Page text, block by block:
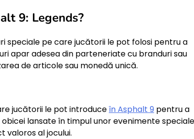
9: Legends?
speciale pe care jucătorii le pot folosi pentru a
apar adesea din parteneriate cu branduri sau
de articole sau monedă unică.
jucătorii le pot introduceîn Asphalt 9 pentru a
lansate în timpul unor evenimente speciale
valoros al jocului.